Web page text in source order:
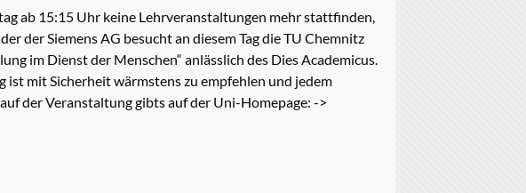
ab 15:15 Uhr keine Lehrveranstaltungen mehr stattfinden,
der Siemens AG besucht an diesem Tag die TU Chemnitz
im Dienst der Menschen“ anlässlich des Dies Academicus.
mit Sicherheit wärmstens zu empfehlen und jedem
der Veranstaltung gibts auf der Uni-Homepage: ->